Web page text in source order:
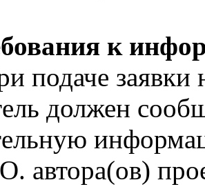
к
подаче заявки
должен
автора(ов)